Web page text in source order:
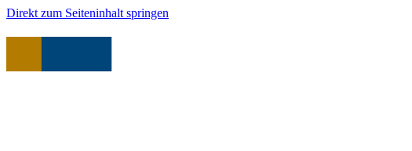
Direkt zum Seiteninhalt springen